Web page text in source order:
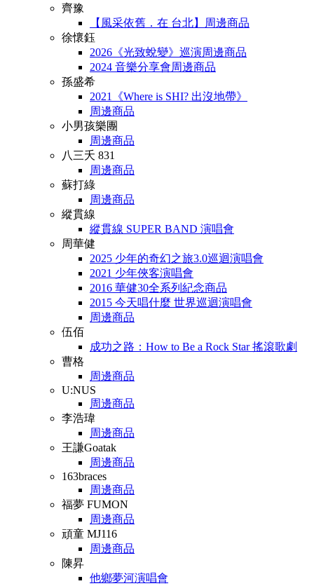
齊豫
【風采依舊．在 台北】周邊商品
徐懷鈺
2026《光致蛻變》巡演周邊商品
2024 音樂分享會周邊商品
孫盛希
2021《Where is SHI? 出沒地帶》
周邊商品
小男孩樂團
周邊商品
八三夭 831
周邊商品
蘇打綠
周邊商品
縱貫線
縱貫線 SUPER BAND 演唱會
周華健
2025 少年的奇幻之旅3.0巡迴演唱會
2021 少年俠客演唱會
2016 華健30全系列紀念商品
2015 今天唱什麼 世界巡迴演唱會
周邊商品
伍佰
成功之路：How to Be a Rock Star 搖滾歌劇
曹格
周邊商品
U:NUS
周邊商品
李浩瑋
周邊商品
王謙Goatak
周邊商品
163braces
周邊商品
福夢 FUMON
周邊商品
頑童 MJ116
周邊商品
陳昇
他鄉夢河演唱會